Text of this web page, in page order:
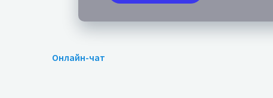
Онлайн-чат